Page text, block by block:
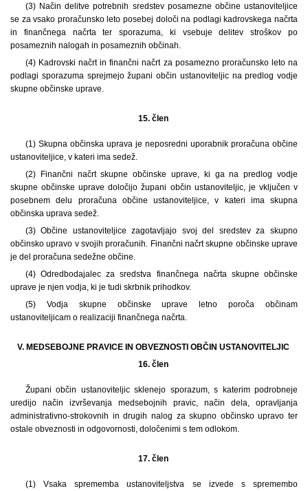
(3) Način delitve potrebnih sredstev posamezne občine ustanoviteljice
se za vsako proračunsko leto posebej določi na podlagi kadrovskega načrta
in finančnega načrta ter sporazuma, ki vsebuje delitev stroškov po
posameznih nalogah in posameznih občinah.
(4) Kadrovski načrt in finančni načrt za posamezno proračunsko leto na
podlagi sporazuma sprejmejo župani občin ustanoviteljic na predlog vodje
skupne občinske uprave.
15. člen
(1) Skupna občinska uprava je neposredni uporabnik proračuna občine
ustanoviteljice, v kateri ima sedež.
(2) Finančni načrt skupne občinske uprave, ki ga na predlog vodje
skupne občinske uprave določijo župani občin ustanoviteljic, je vključen v
posebnem delu proračuna občine ustanoviteljice, v kateri ima skupna
občinska uprava sedež.
(3) Občine ustanoviteljice zagotavljajo svoj del sredstev za skupno
občinsko upravo v svojih proračunih. Finančni načrt skupne občinske uprave
je del proračuna sedežne občine.
(4) Odredbodajalec za sredstva finančnega načrta skupne občinske
uprave je njen vodja, ki je tudi skrbnik prihodkov.
(5) Vodja skupne občinske uprave letno poroča občinam
ustanoviteljicam o realizaciji finančnega načrta.
V. MEDSEBOJNE PRAVICE IN OBVEZNOSTI OBČIN USTANOVITELJIC
16. člen
Župani občin ustanoviteljic sklenejo sporazum, s katerim podrobneje
uredijo način izvrševanja medsebojnih pravic, način dela, opravljanja
administrativno-strokovnih in drugih nalog za skupno občinsko upravo ter
ostale obveznosti in odgovornosti, določenimi s tem odlokom.
17. člen
(1)
Vsaka sprememba ustanoviteljstva se izvede s spremembo